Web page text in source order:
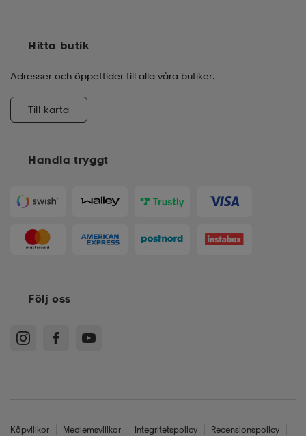
Handla tryggt
Hitta butik
Adresser och öppettider till alla våra butiker.
Till karta
Följ oss
Köpvillkor Medlemsvillkor Integritetspolicy Recensionspolicy